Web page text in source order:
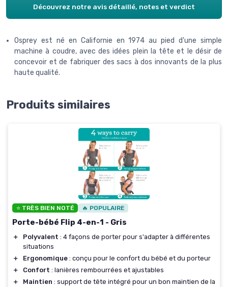
Découvrez notre avis détaillé, notes et verdict
Osprey est né en Californie en 1974 au pied d'une simple
machine à coudre, avec des idées plein la tête et le désir de
concevoir et de fabriquer des sacs à dos innovants de la plus
haute qualité.
Produits similaires
⭐ TRÈS BIEN NOTÉ 🔥 POPULAIRE
Porte-bébé Flip 4-en-1 - Gris
＋ Polyvalent : 4 façons de porter pour s'adapter à différentes
situations
＋
Ergonomique : conçu pour le confort du bébé et du porteur
＋
Confort : lanières rembourrées et ajustables
＋
Maintien : support de tête intégré pour un bon maintien de la